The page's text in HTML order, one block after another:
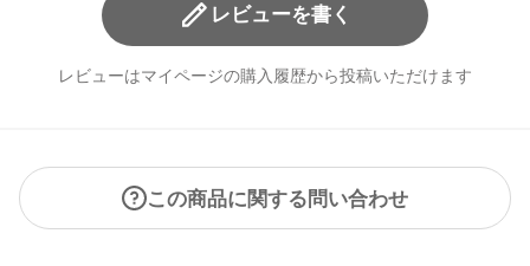
レビューを書く
レビューはマイページの購入履歴から投稿いただけます
この商品に関する問い合わせ